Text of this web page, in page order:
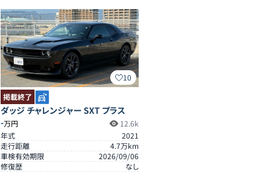
10
掲載終了
ダッジ チャレンジャー SXT プラス
-万円
12.6k
年式
2021
走行距離
4.7万km
車検有効期限
2026/09/06
修復歴
なし